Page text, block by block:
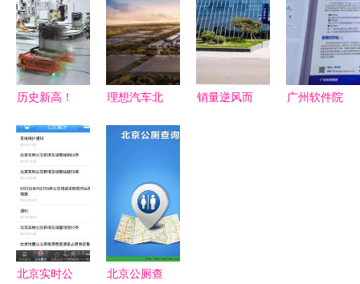
场景与ZOL
下载指南
件技术咨询
服务的领航
者
的见证
能制造新未
来
历史新高！
产首次突破
50万辆背后
的软件技术
咨询力量
理想汽车北
电智能制造
新篇章
销量逆风而
广州软件院
北京实时公 北京公厕查